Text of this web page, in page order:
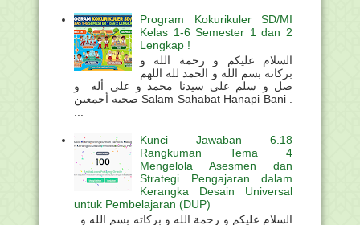
Program Kokurikuler SD/MI
Kelas 1-6 Semester 1 dan 2
Lengkap !
السلام عليكم و رحمة الله و
بركاته بسم الله و الحمد لله اللهم
صل و سلم على سيدنا محمد و على أله و
صحبه أجمعين Salam Sahabat Hanapi Bani .
Kunci Jawaban 6.18
Rangkuman Tema 4
Mengelola Asesmen dan
Strategi Pengajaran dalam
Kerangka Desain Universal
untuk Pembelajaran (DUP)